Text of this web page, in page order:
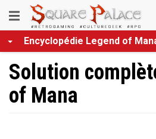
au
contenu
principal
Toggle
navigation
Encyclopédie Legend of
Solution
of Mana